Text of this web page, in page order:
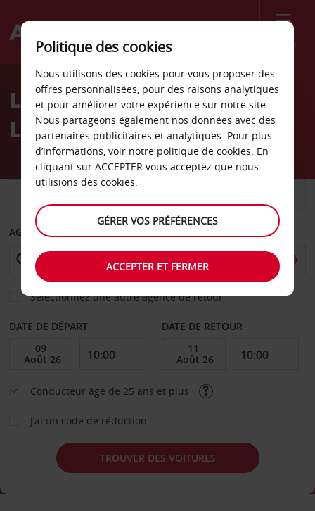
Menu
Welcome
AvisLocation de voiture
Limoges
AGENCE DE DÉPART
Sélectionnez une autre agence de retour
DATE DE DÉPART DATE DE RETOUR
Conducteur âgé de 25 ans et plus
J’ai un code de réduction
TROUVER DES VOITURES
Politique des cookies
Nous utilisons des cookies pour vous proposer des
offres personnalisées, pour des raisons analytiques
et pour améliorer votre expérience sur notre site.
Nous partageons également nos données avec des
partenaires publicitaires et analytiques. Pour plus
d’informations, voir notre politique de cookies. En
cliquant sur ACCEPTER vous acceptez que nous
utilisions des cookies.
GÉRER VOS PRÉFÉRENCES
ACCEPTER ET FERMER